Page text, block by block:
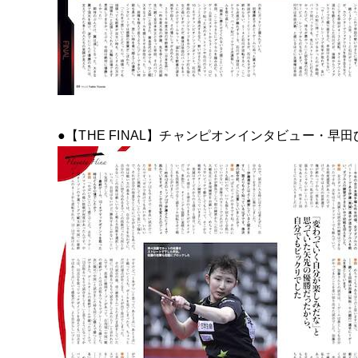
●【THE FINAL】チャンピオンインタビュー・早田